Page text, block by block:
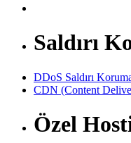
Saldırı
DDoS Saldırı
CDN (Content
Özel